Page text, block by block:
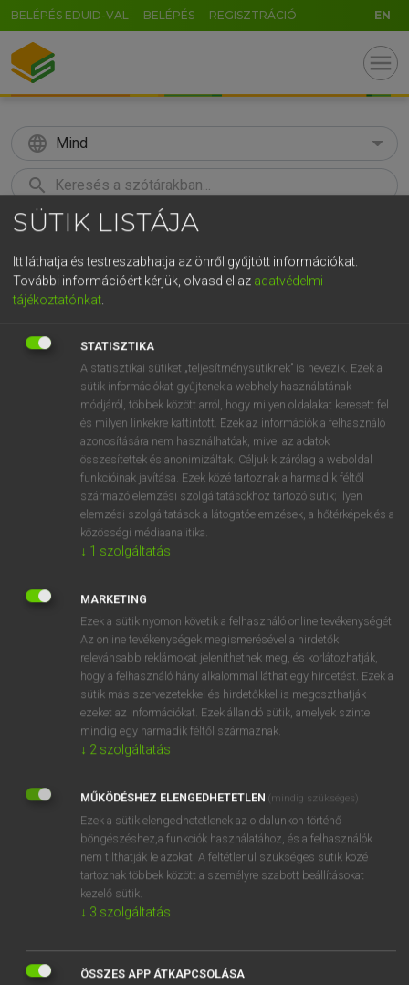
BELÉPÉS EDUID-VAL BELÉPÉS REGISZTRÁCIÓ EN
menu
language Mind
search
KERESÉS
Európai uniós terminológiai szótár
VAN ELŐFIZETÉSED?
Van előfizetésem a teljes szócikk megtekintéséhez.
BELÉPÉS
NINCS ELŐFIZETÉSED?
Nincs regisztrációm és előfizetésem. A szótár 2 órás,
díjmentes próbaverziójának elindításához regisztrálok és
belépek.
REGISZTRÁCIÓ
EURÓPAI UNIÓS TERMINOLÓGIAI SZÓTÁR
Kapcsolódó anyagok
establishment of entitlements to be recovered
establishment of the budget
SÜTIK LISTÁJA
Itt láthatja és testreszabhatja az önről gyűjtött információkat.
További információért kérjük, olvasd el az adatvédelmi
tájékoztatónkat.
STATISZTIKA
A statisztikai sütiket „teljesítménysütiknek” is nevezik. Ezek a
sütik információkat gyűjtenek a webhely használatának
módjáról, többek között arról, hogy milyen oldalakat keresett fel
és milyen linkekre kattintott. Ezek az információk a felhasználó
azonosítására nem használhatóak, mivel az adatok
összesítettek és anonimizáltak. Céljuk kizárólag a weboldal
funkcióinak javítása. Ezek közé tartoznak a harmadik féltől
származó elemzési szolgáltatásokhoz tartozó sütik; ilyen
elemzési szolgáltatások a látogatóelemzések, a hőtérképek és a
közösségi médiaanalitika.
↓ 1 szolgáltatás
MARKETING
Ezek a sütik nyomon követik a felhasználó online tevékenységét.
Az online tevékenységek megismerésével a hirdetők
relevánsabb reklámokat jeleníthetnek meg, és korlátozhatják,
hogy a felhasználó hány alkalommal láthat egy hirdetést. Ezek a
sütik más szervezetekkel és hirdetőkkel is megoszthatják
ezeket az információkat. Ezek állandó sütik, amelyek szinte
mindig egy harmadik féltől származnak.
↓ 2 szolgáltatás
MŰKÖDÉSHEZ ELENGEDHETETLEN (mindig szükséges)
Ezek a sütik elengedhetetlenek az oldalunkon történő
böngészéshez,a funkciók használatához, és a felhasználók
nem tilthatják le azokat. A feltétlenül szükséges sütik közé
tartoznak többek között a személyre szabott beállításokat
kezelő sütik.
↓ 3 szolgáltatás
ÖSSZES APP ÁTKAPCSOLÁSA
GR
t z u i o p
g h j k l é á ű Ω
n m , . AltGr